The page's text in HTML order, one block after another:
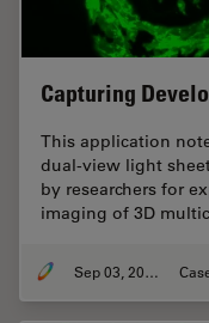
Capturing
This application
dual-view light
by researchers for
imaging of 3D
Sep 03, 2025